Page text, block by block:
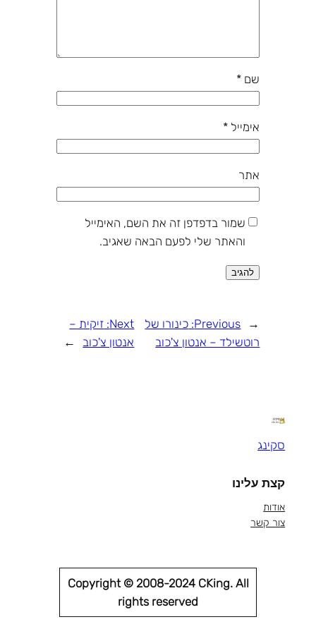
שם *
אימייל *
אתר
שמור בדפדפן זה את השם, האימייל
והאתר שלי לפעם הבאה שאגיב.
←
Previous: כינורו של
רוטשילד – אנטון צ'כוב
Next: זיקית –
אנטון צ'כוב
→
סקינג
קצת עלינו
אודות
צור קשר
Copyright © 2008-2024 CKing. All
rights reserved